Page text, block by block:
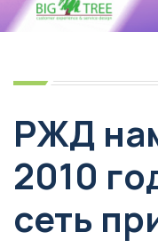
РЖД
2010
сеть